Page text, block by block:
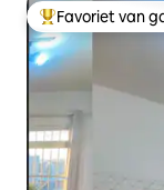
Topfavoriet van
Favoriet van